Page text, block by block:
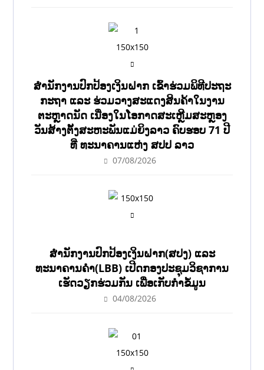
ສຳນັກງານປົກປ້ອງເງິນຝາກ ເຂົ້າຮ່ວມພິທີປະຖະ
ກະຖາ ແລະ ຮ່ວມວາງສະແດງສິນຄ້າໃນງານ
ຕະຫຼາດນັດ ເນື່ອງໃນໂອກາດສະເຫຼີມສະຫຼອງ
ວັນສ້າງຕັ້ງສະຫະພັນແມ່ຍິງລາວ ຄົບຮອບ 71 ປີ
ທີ່ ທະນາຄານແຫ່ງ ສປປ ລາວ
07/08/2026
ສຳນັກງານປົກປ້ອງເງິນຝາກ(ສປງ) ແລະ
ທະນາຄານຄຳ(LBB) ເປີດກອງປະຊຸມວິຊາການ
ເຮັດວຽກຮ່ວມກັນ ເພື່ອເກັບກຳຂໍ້ມູນ
04/08/2026